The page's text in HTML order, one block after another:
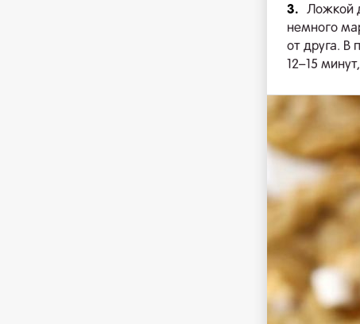
3.
Ложкой
немного
от друга. В
12–15